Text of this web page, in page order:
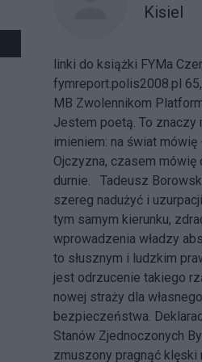
Kisiel
linki do książki FYMa
fymreport.polis2008.pl
MB Zwolennikom
Jestem poetą. To znaczy
imieniem: na świat mówię
Ojczyzna, czasem mówię
durnie. Tadeusz
szereg nadużyć i
tym samym kierunku,
wprowadzenia władzy
to słusznym i ludzkim
jest odrzucenie takiego
nowej straży dla
bezpieczeństwa.
Stanów Zjednoczonych
zmuszony pragnąć klęski